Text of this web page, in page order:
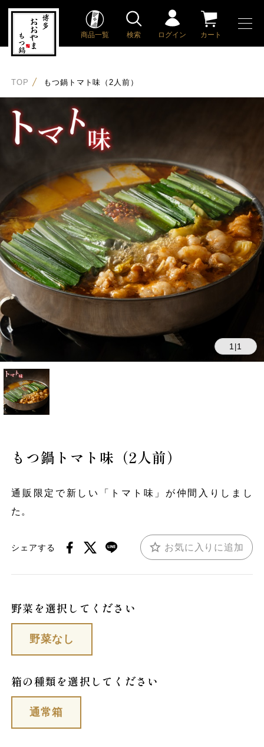
商品一覧 検索 ログイン カート
TOP もつ鍋トマト味（2人前）
1 |1
もつ鍋トマト味（2人前）
通販限定で新しい「トマト味」が仲間入りしまし
た。
シェアする お気に入りに追加
野菜を選択してください
野菜なし
箱の種類を選択してください
通常箱